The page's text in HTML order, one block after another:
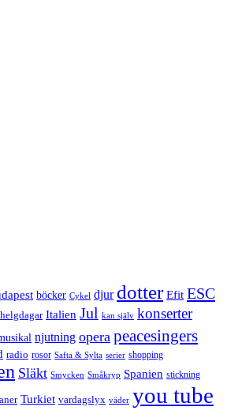
böcker Cykel djur dotter Efit ESC
helgdagar Italien Jul kan själv konserter
njutning opera peacesingers
radio rosor Safta & Sylta serier shopping
Släkt Smycken Småkryp Spanien stickning
Turkiet vardagslyx väder you tube